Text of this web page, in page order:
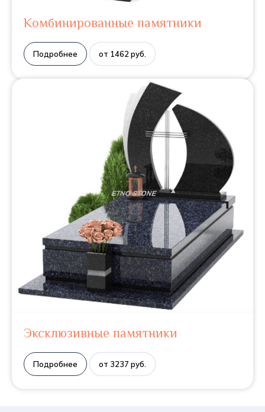
Комбинированные памятники
Подробнее от 1462 руб.
Эксклюзивные памятники
Подробнее от 3237 руб.